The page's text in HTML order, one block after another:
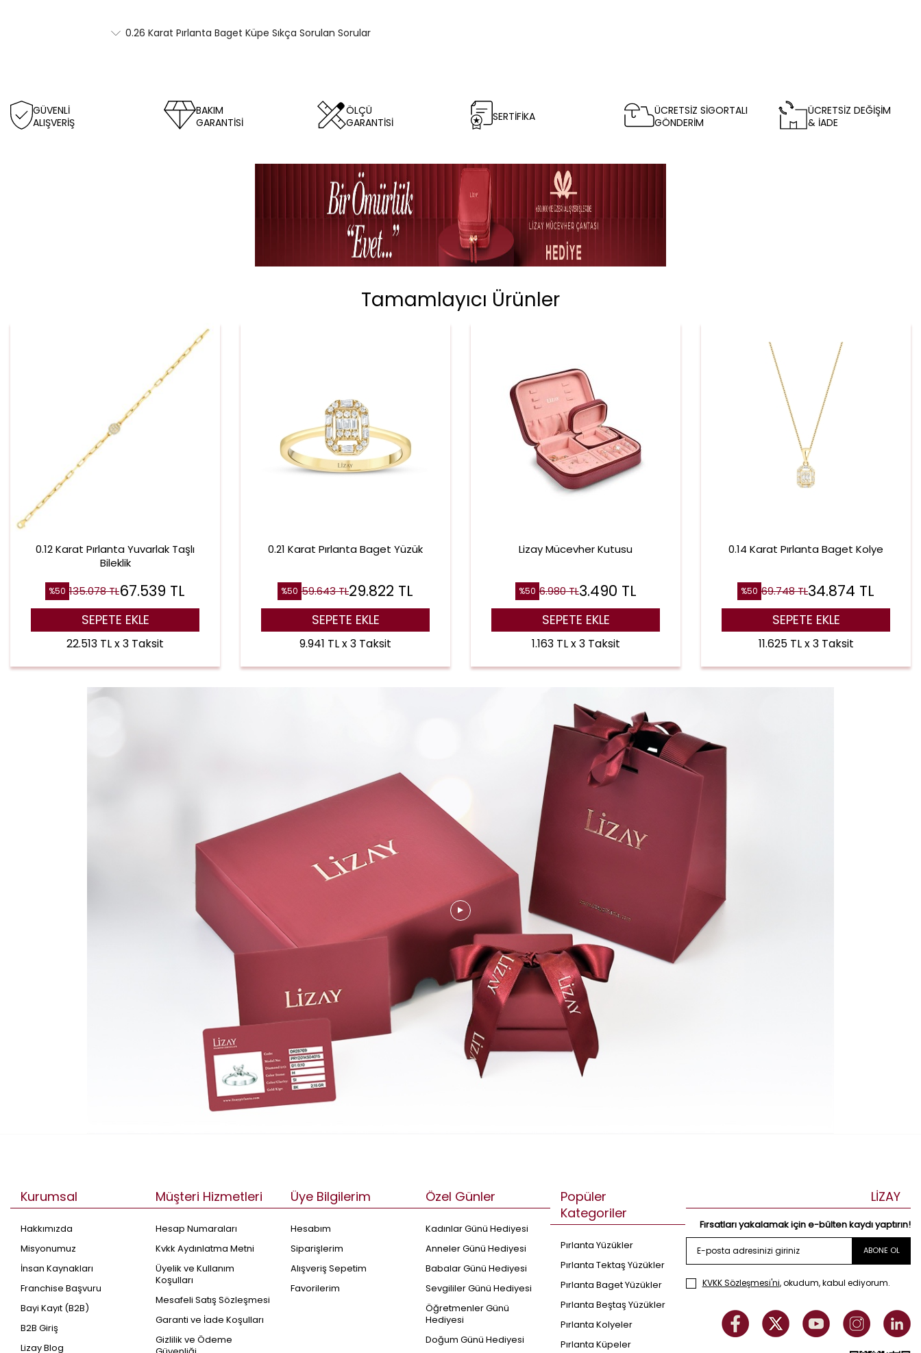
0.26 Karat Pırlanta Baget Küpe Sıkça Sorulan Sorular
GÜVENLİ
ALIŞVERİŞ
BAKIM
GARANTİSİ
ÖLÇÜ
GARANTİSİ
SERTİFİKA
ÜCRETSİZ SİGORTALI
GÖNDERİM
ÜCRETSİZ DEĞİŞİM
& İADE
Tamamlayıcı Ürünler
0.12 Karat Pırlanta Yuvarlak Taşlı
Bileklik
%50 135.078TL67.539 TL
SEPETE EKLE
22.513 TL x 3 Taksit
0.21 Karat Pırlanta Baget Yüzük
%50 59.643TL29.822 TL
SEPETE EKLE
9.941 TL x 3 Taksit
Lizay Mücevher Kutusu
%50 6.980TL3.490 TL
SEPETE EKLE
1.163 TL x 3 Taksit
0.14 Karat Pırlanta Baget Kolye
%50 69.748TL34.874 TL
SEPETE EKLE
11.625 TL x 3 Taksit
Kurumsal
Hakkımızda
Misyonumuz
İnsan Kaynakları
Franchise Başvuru
Bayi Kayıt (B2B)
B2B Giriş
Lizay Blog
Müşteri Hizmetleri
Hesap Numaraları
Kvkk Aydınlatma Metni
Üyelik ve Kullanım
Koşulları
Mesafeli Satış Sözleşmesi
Garanti ve İade Koşulları
Gizlilik ve Ödeme
Üye Bilgilerim
Hesabım
Siparişlerim
Alışveriş Sepetim
Favorilerim
Özel Günler
Kadınlar Günü Hediyesi
Anneler Günü Hediyesi
Babalar Günü Hediyesi
Sevgililer Günü Hediyesi
Öğretmenler Günü
Hediyesi
Doğum Günü Hediyesi
Popüler
Kategoriler
Pırlanta Yüzükler
Pırlanta Tektaş Yüzükler
Pırlanta Baget Yüzükler
Pırlanta Beştaş Yüzükler
Pırlanta Kolyeler
Pırlanta Küpeler
LİZAY
Fırsatları yakalamak için e-bülten kaydı yaptırın!
ABONE OL
KVKK Sözleşmesi'ni, okudum, kabul ediyorum.